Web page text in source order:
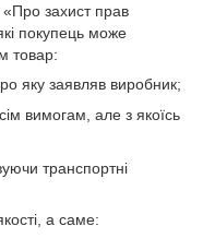
«Про захист прав
покупець може
товар:
яку заявляв виробник;
вимогам, але з якоїсь
транспортні
а саме: